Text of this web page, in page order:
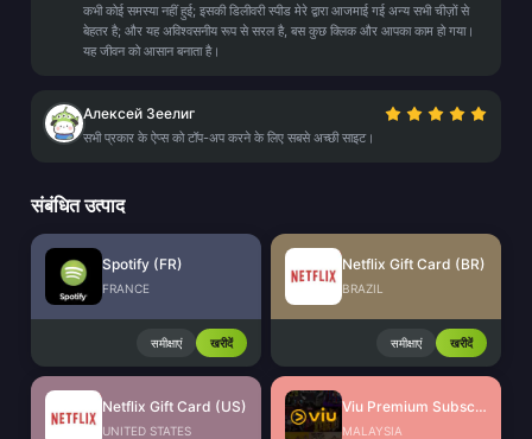
कभी कोई समस्या नहीं हुई; इसकी डिलीवरी स्पीड मेरे द्वारा आजमाई गई अन्य सभी चीज़ों से
बेहतर है; और यह अविश्वसनीय रूप से सरल है, बस कुछ क्लिक और आपका काम हो गया।
यह जीवन को आसान बनाता है।
Алексей Зеелиг
सभी प्रकार के ऐप्स को टॉप-अप करने के लिए सबसे अच्छी साइट।
संबंधित उत्पाद
Spotify (FR)
FRANCE
समीक्षाएं खरीदें
Netflix Gift Card (BR)
BRAZIL
समीक्षाएं खरीदें
Netflix Gift Card (US)
UNITED STATES
Viu Premium Subscription Code (MY)
MALAYSIA